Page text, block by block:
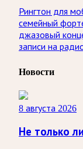
Рингтон для
семейный
джазовый
записи на
Новости
8 августа 2026
Не только